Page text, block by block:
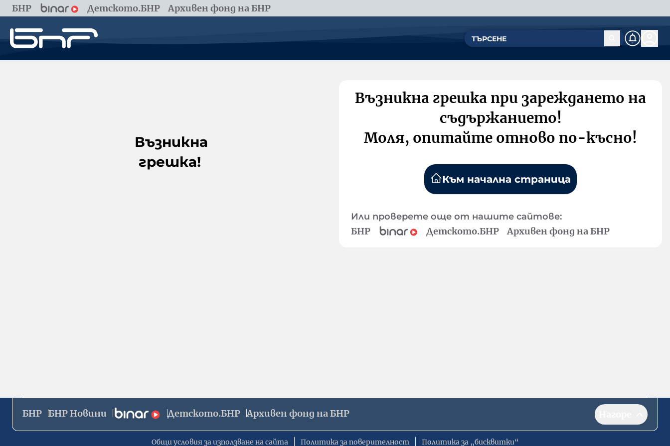
БНР Детското.БНР Архивен фонд на БНР
Възникна
грешка!
Възникна грешка при зареждането на
съдържанието!
Моля, опитайте отново по-късно!
Към начална страница
Или проверете още от нашите сайтове:
БНР Детското.БНР Архивен фонд на БНР
БНР БНР Новини Детското.БНР Архивен фонд на БНР
Общи условия за използване на сайта Политика за поверителност Политика за „бисквитки“